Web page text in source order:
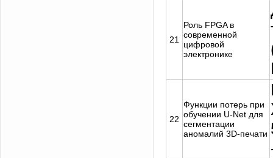
21
Роль FPGA в
современной
цифровой
электронике
22
Функции потерь при
обучении U-Net для
сегментации
аномалий 3D-печати